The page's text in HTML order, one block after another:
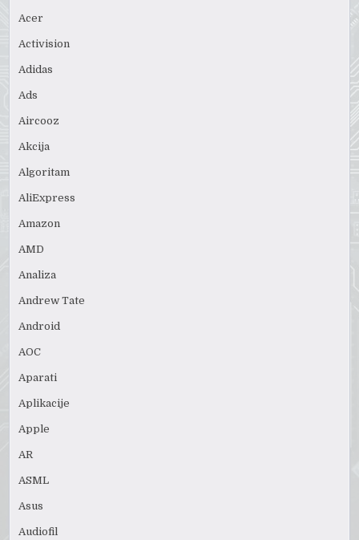
Acer
Activision
Adidas
Ads
Aircooz
Akcija
Algoritam
AliExpress
Amazon
AMD
Analiza
Andrew Tate
Android
AOC
Aparati
Aplikacije
Apple
AR
ASML
Asus
Audiofil